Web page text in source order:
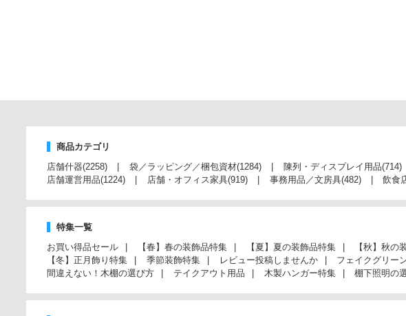
商品カテゴリ
店舗什器(2258) 袋／ラッピング／梱包資材(1284) 陳列・ディスプレイ用品(714)
店舗運営用品(1224) 店舗・オフィス家具(919) 事務用品／文房具(482) 飲食
特集一覧
お買い得品セール
【春】春の装飾品特集 【夏】夏の装飾品特集 【秋】秋の
【冬】正月飾り特集
季節装飾特集 レビュー投稿しませんか フェイクグリー
間違えない！木棚の選び方
テイクアウト用品 木製ハンガー特集 棚下照明の